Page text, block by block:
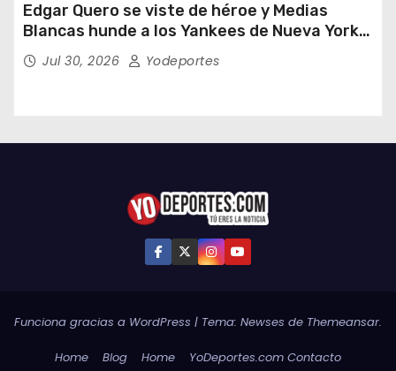
Edgar Quero se viste de héroe y Medias
Blancas hunde a los Yankees de Nueva York
en doce entradas
Jul 30, 2026 Yodeportes
Funciona gracias a WordPress | Tema: Newses de Themeansar.
Home Blog Home YoDeportes.com Contacto